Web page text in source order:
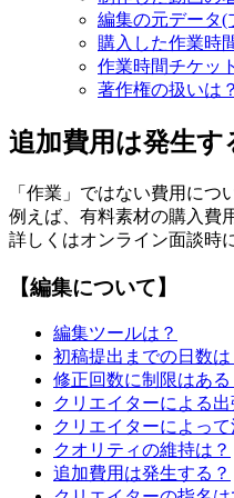
編集の元データ(
購入した作業時
作業時間チケッ
著作権の扱いは？
追加費用は発生す
「作業」ではない費用につ
例えば、有料素材の購入費
詳しくはオンライン面談時
【編集について】
編集ツールは？
初稿提出までの日数は
修正回数に制限はある
クリエイターによる出
クリエイターによっ
クオリティの維持は？
追加費用は発生する？